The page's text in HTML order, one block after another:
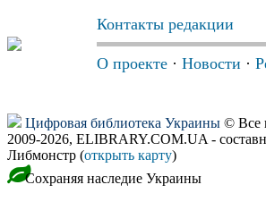
Контакты редакции
О проекте · Новости ·
Цифровая библиотека Украины © Все
2009-2026, ELIBRARY.COM.UA -
Либмонстр (открыть карту)
Сохраняя наследие Украины